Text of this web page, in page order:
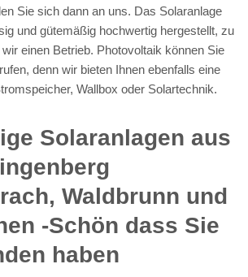
Sie sich dann an uns. Das Solaranlage
und gütemäßig hochwertig hergestellt, zu
einen Betrieb. Photovoltaik können Sie
denn wir bieten Ihnen ebenfalls eine
Wallbox oder Solartechnik.
Solaranlagen aus
Waldbrunn und
-Schön dass Sie
haben